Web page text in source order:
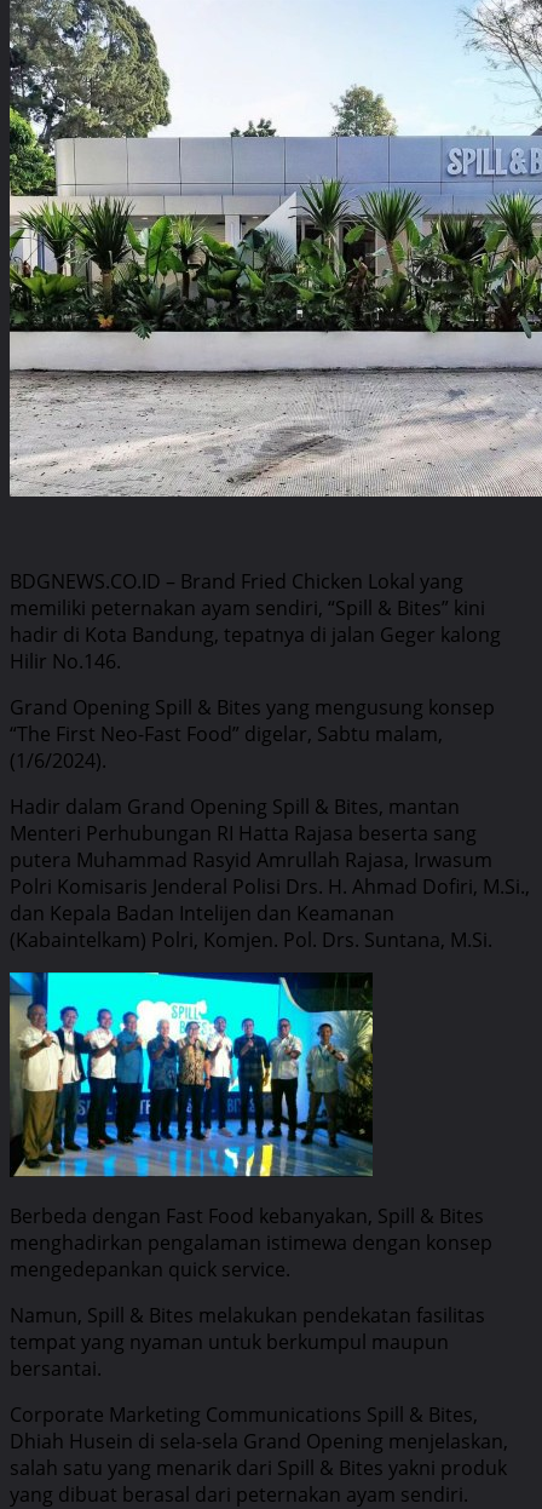
BDGNEWS.CO.ID – Brand Fried Chicken Lokal yang
memiliki peternakan ayam sendiri, “Spill & Bites” kini
hadir di Kota Bandung, tepatnya di jalan Geger kalong
Hilir No.146.
Grand Opening Spill & Bites yang mengusung konsep
“The First Neo-Fast Food” digelar, Sabtu malam,
(1/6/2024).
Hadir dalam Grand Opening Spill & Bites, mantan
Menteri Perhubungan RI Hatta Rajasa beserta sang
putera Muhammad Rasyid Amrullah Rajasa, Irwasum
Polri Komisaris Jenderal Polisi Drs. H. Ahmad Dofiri, M.Si.,
dan Kepala Badan Intelijen dan Keamanan
(Kabaintelkam) Polri, Komjen. Pol. Drs. Suntana, M.Si.
Berbeda dengan Fast Food kebanyakan, Spill & Bites
menghadirkan pengalaman istimewa dengan konsep
mengedepankan quick service.
Namun, Spill & Bites melakukan pendekatan fasilitas
tempat yang nyaman untuk berkumpul maupun
bersantai.
Corporate Marketing Communications Spill & Bites,
Dhiah Husein di sela-sela Grand Opening menjelaskan,
salah satu yang menarik dari Spill & Bites yakni produk
yang dibuat berasal dari peternakan ayam sendiri.